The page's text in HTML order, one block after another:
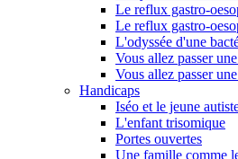
Le reflux gastro-
Le reflux gastro-
L'odyssée d'une
Vous allez passer
Vous allez passer
Handicaps
Iséo et le jeune
L'enfant trisomique
Portes ouvertes
Une famille comme